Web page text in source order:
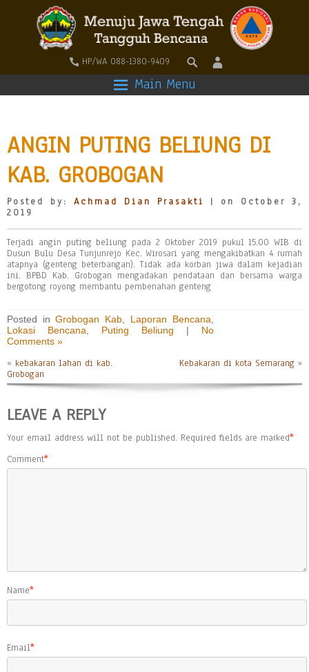
HP/WA 088-1380-9409
Main Menu
ANGIN PUTING BELIUNG DI
KAB. GROBOGAN
Posted by: Achmad Dian Prasakti
| on October 3,
2019
Terjadi angin puting beliung pada 2 Oktober 2019 pukul 15.00 WIB di
Dusun Bulu Desa Tunjunrejo Kec. Wirosari yang mengakibatkan 4 rumah
atapnya (genteng beterbangan). Tidak ada korban jiwa dalam kejadian
ini. BPBD Kab. Grobogan mengadakan pendataan dan bersama warga
bergotong royong membantu pembenahan genteng
Posted inGrobogan Kab Laporan Bencana
Lokasi Bencana
Puting Beliung | No
Comments »
« kebakaran lahan di kab.
Grobogan
Kebakaran di kota Semarang »
LEAVE A REPLY
Your email address will not be published. Required fields are marked*
Comment*
Name*
Email*